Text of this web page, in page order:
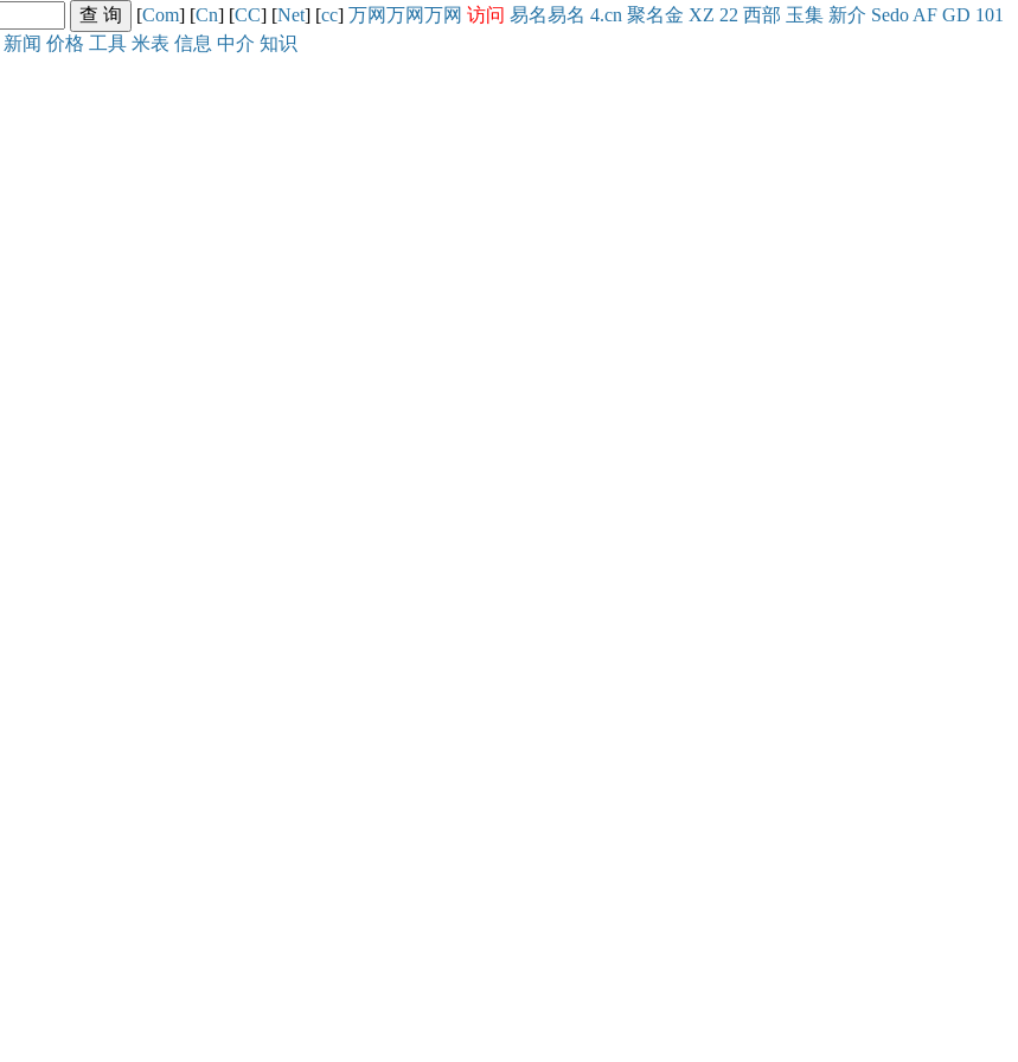
[Com] [Cn] [CC] [Net] [cc] 万网万网万网 访问 易名易名 4.cn 聚名金 XZ 22 西部 玉集 新介 Sedo AF GD 101
新闻 价格 工具 米表 信息 中介 知识